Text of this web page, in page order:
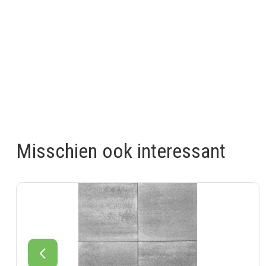
Misschien ook interessant